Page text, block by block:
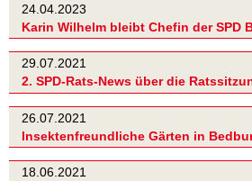
24.04.2023
Karin Wilhelm bleibt Chefin der SPD
29.07.2021
2. SPD-Rats-News über die
26.07.2021
Insektenfreundliche Gärten in
18.06.2021